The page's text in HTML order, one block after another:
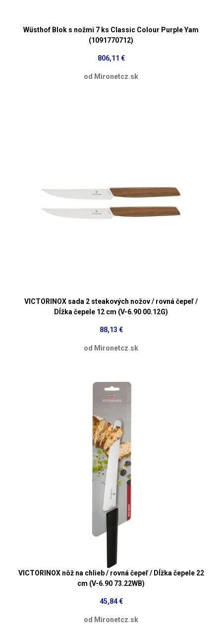
Wüsthof Blok s nožmi 7 ks Classic Colour Purple Yam
(1091770712)
806,11 €
od Mironetcz.sk
VICTORINOX sada 2 steakových nožov / rovná čepeľ /
Dĺžka čepele 12 cm (V-6.90 00.12G)
88,13 €
od Mironetcz.sk
VICTORINOX nôž na chlieb / rovná čepeľ / Dĺžka čepele 22
cm (V-6.90 73.22WB)
45,84 €
od Mironetcz.sk